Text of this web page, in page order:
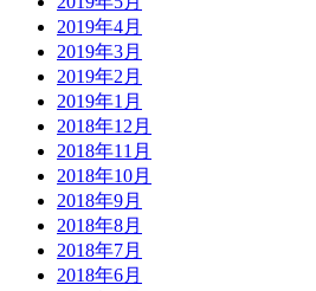
2019年4月
2019年3月
2019年2月
2019年1月
2018年12月
2018年11月
2018年10月
2018年9月
2018年8月
2018年7月
2018年6月